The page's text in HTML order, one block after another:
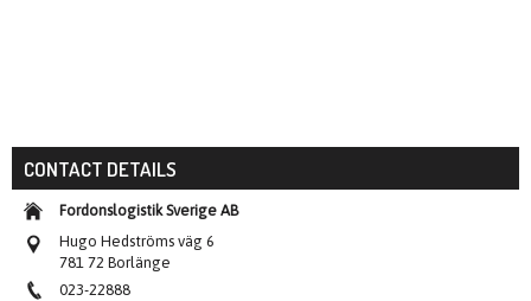
CONTACT DETAILS
Fordonslogistik Sverige AB
Hugo Hedströms väg 6
781 72 Borlänge
023-22888